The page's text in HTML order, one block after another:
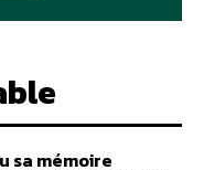
sa mémoire